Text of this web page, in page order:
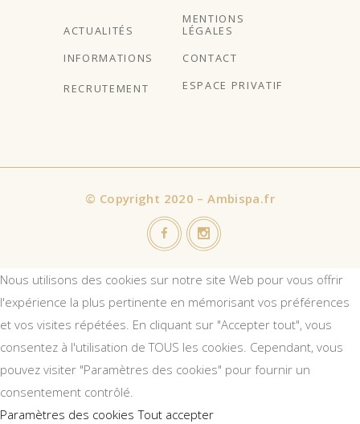
ACTUALITÉS
MENTIONS
LÉGALES
INFORMATIONS
CONTACT
RECRUTEMENT ESPACE PRIVATIF
© Copyright 2020 – Ambispa.fr
Nous utilisons des cookies sur notre site Web pour vous offrir
l'expérience la plus pertinente en mémorisant vos préférences
et vos visites répétées. En cliquant sur "Accepter tout", vous
consentez à l'utilisation de TOUS les cookies. Cependant, vous
pouvez visiter "Paramètres des cookies" pour fournir un
consentement contrôlé.
Paramètres des cookies Tout accepter